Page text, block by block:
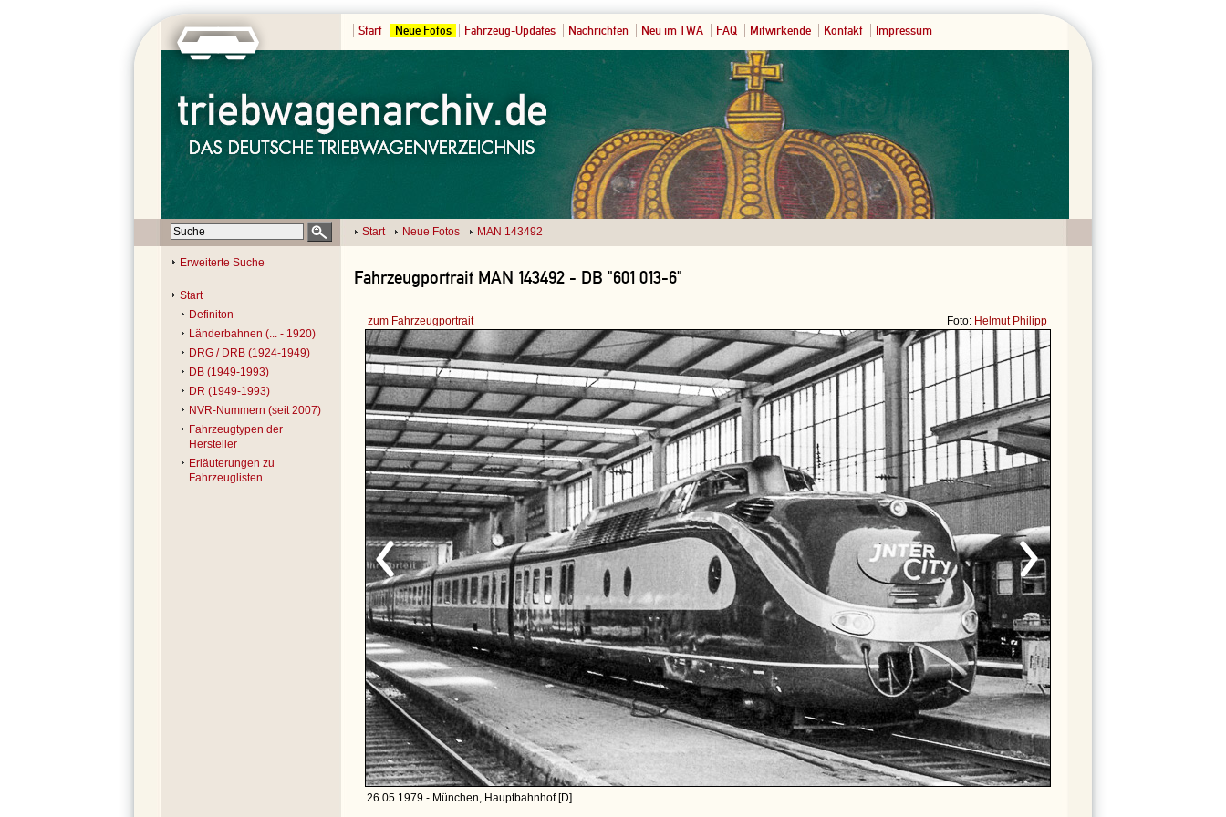
Start Neue Fotos Fahrzeug-Updates Nachrichten Neu im TWA FAQ Mitwirkende Kontakt Impressum
Start Neue Fotos MAN 143492
Erweiterte Suche
Start
Definiton
Länderbahnen (... - 1920)
DRG / DRB (1924-1949)
DB (1949-1993)
DR (1949-1993)
NVR-Nummern (seit 2007)
Fahrzeugtypen der
Hersteller
Erläuterungen zu
Fahrzeuglisten
Fahrzeugportrait MAN 143492 - DB "601 013-6"
zum Fahrzeugportrait Foto: Helmut Philipp
26.05.1979 - München, Hauptbahnhof [D]